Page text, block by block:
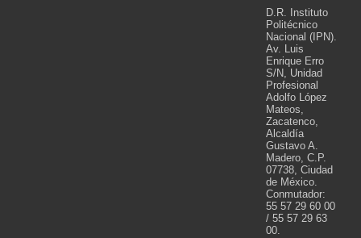
D.R. Instituto
Politécnico
Nacional (IPN).
Av. Luis
Enrique Erro
S/N, Unidad
Profesional
Adolfo López
Mateos,
Zacatenco,
Alcaldía
Gustavo A.
Madero, C.P.
07738, Ciudad
de México.
Conmutador:
55 57 29 60 00
/ 55 57 29 63
00.